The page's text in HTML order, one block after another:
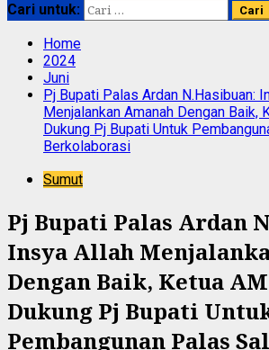
Cari untuk:
Home
2024
Juni
Pj Bupati Palas Ardan N.Hasibuan:
Menjalankan Amanah Dengan Baik,
Dukung Pj Bupati Untuk
Berkolaborasi
Sumut
Pj Bupati Palas Ardan
Insya Allah
Dengan Baik, Ketua
Dukung Pj Bupati
Pembangunan Palas